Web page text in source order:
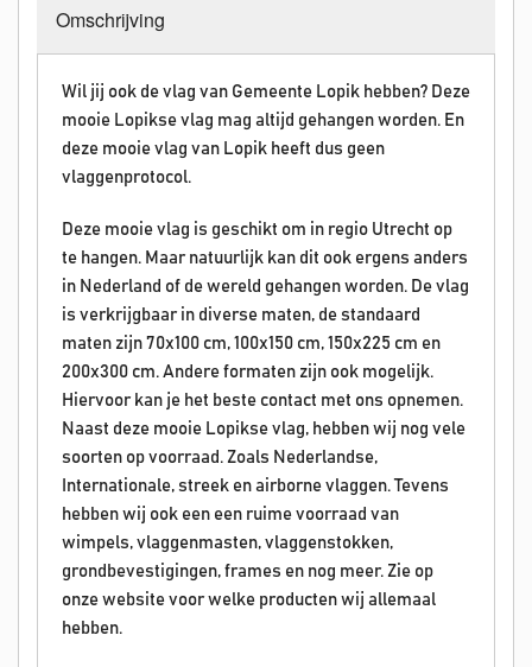
Omschrijving
Wil jij ook de vlag van Gemeente Lopik hebben? Deze
mooie Lopikse vlag mag altijd gehangen worden. En
deze mooie vlag van Lopik heeft dus geen
vlaggenprotocol.
Deze mooie vlag is geschikt om in regio Utrecht op
te hangen. Maar natuurlijk kan dit ook ergens anders
in Nederland of de wereld gehangen worden. De vlag
is verkrijgbaar in diverse maten, de standaard
maten zijn 70x100 cm, 100x150 cm, 150x225 cm en
200x300 cm. Andere formaten zijn ook mogelijk.
Hiervoor kan je het beste contact met ons opnemen.
Naast deze mooie Lopikse vlag, hebben wij nog vele
soorten op voorraad. Zoals Nederlandse,
Internationale, streek en airborne vlaggen. Tevens
hebben wij ook een een ruime voorraad van
wimpels, vlaggenmasten, vlaggenstokken,
grondbevestigingen, frames en nog meer. Zie op
onze website voor welke producten wij allemaal
hebben.